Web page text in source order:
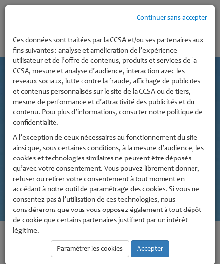
MENU
Accueil Base de Loisirs
Base de Loisirs
Continuer sans accepter
Ces données sont traitées par la CCSA et/ou ses partenaires aux
fins suivantes : analyse et amélioration de l’expérience
utilisateur et de l’offre de contenus, produits et services de la
CCSA, mesure et analyse d’audience, interaction avec les
réseaux sociaux, lutte contre la fraude, affichage de publicités
et contenus personnalisés sur le site de la CCSA ou de tiers,
mesure de performance et d’attractivité des publicités et du
contenu. Pour plus d’informations, consulter notre politique de
confidentialité.
A l’exception de ceux nécessaires au fonctionnement du site
ainsi que, sous certaines conditions, à la mesure d’audience, les
cookies et technologies similaires ne peuvent être déposés
qu’avec votre consentement. Vous pouvez librement donner,
refuser ou retirer votre consentement à tout moment en
accédant à notre outil de paramétrage des cookies. Si vous ne
consentez pas à l’utilisation de ces technologies, nous
considérerons que vous vous opposez également à tout dépôt
de cookie que certains partenaires justifient par un intérêt
légitime.
Paramétrer les cookies Accepter